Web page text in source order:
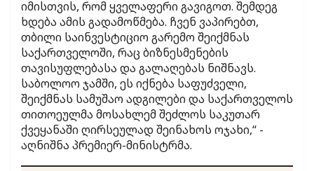
იმისთვის, რომ ყველაფერი გავიგოთ. შემდეგ
ხდება ამის გადამოწმება. ჩვენ ვაპირებთ,
თბილი საინვესტიციო გარემო შეიქმნას
საქართველოში, რაც ბიზნესმენების
თავისუფლებასა და გალაღებას ნიშნავს.
საბოლოო ჯამში, ეს იქნება საფუძველი,
შეიქმნას სამუშაო ადგილები და საქართველოს
თითოეულმა მოსახლემ შეძლოს საკუთარ
ქვეყანაში ღირსეულად შეინახოს ოჯახი,“ -
აღნიშნა პრემიერ-მინისტრმა.